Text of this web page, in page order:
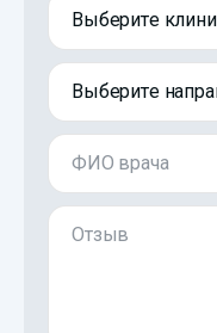
Выберите
Выберите
ФИО врача
Отзыв